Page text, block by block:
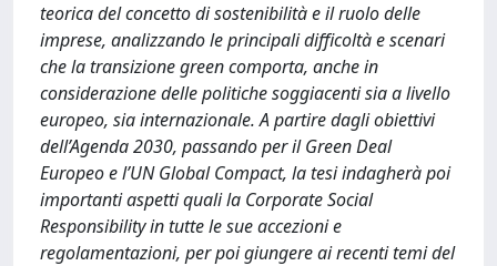
teorica del concetto di sostenibilità e il ruolo delle
imprese, analizzando le principali difficoltà e scenari
che la transizione green comporta, anche in
considerazione delle politiche soggiacenti sia a livello
europeo, sia internazionale. A partire dagli obiettivi
dell’Agenda 2030, passando per il Green Deal
Europeo e l’UN Global Compact, la tesi indagherà poi
importanti aspetti quali la Corporate Social
Responsibility in tutte le sue accezioni e
regolamentazioni, per poi giungere ai recenti temi del